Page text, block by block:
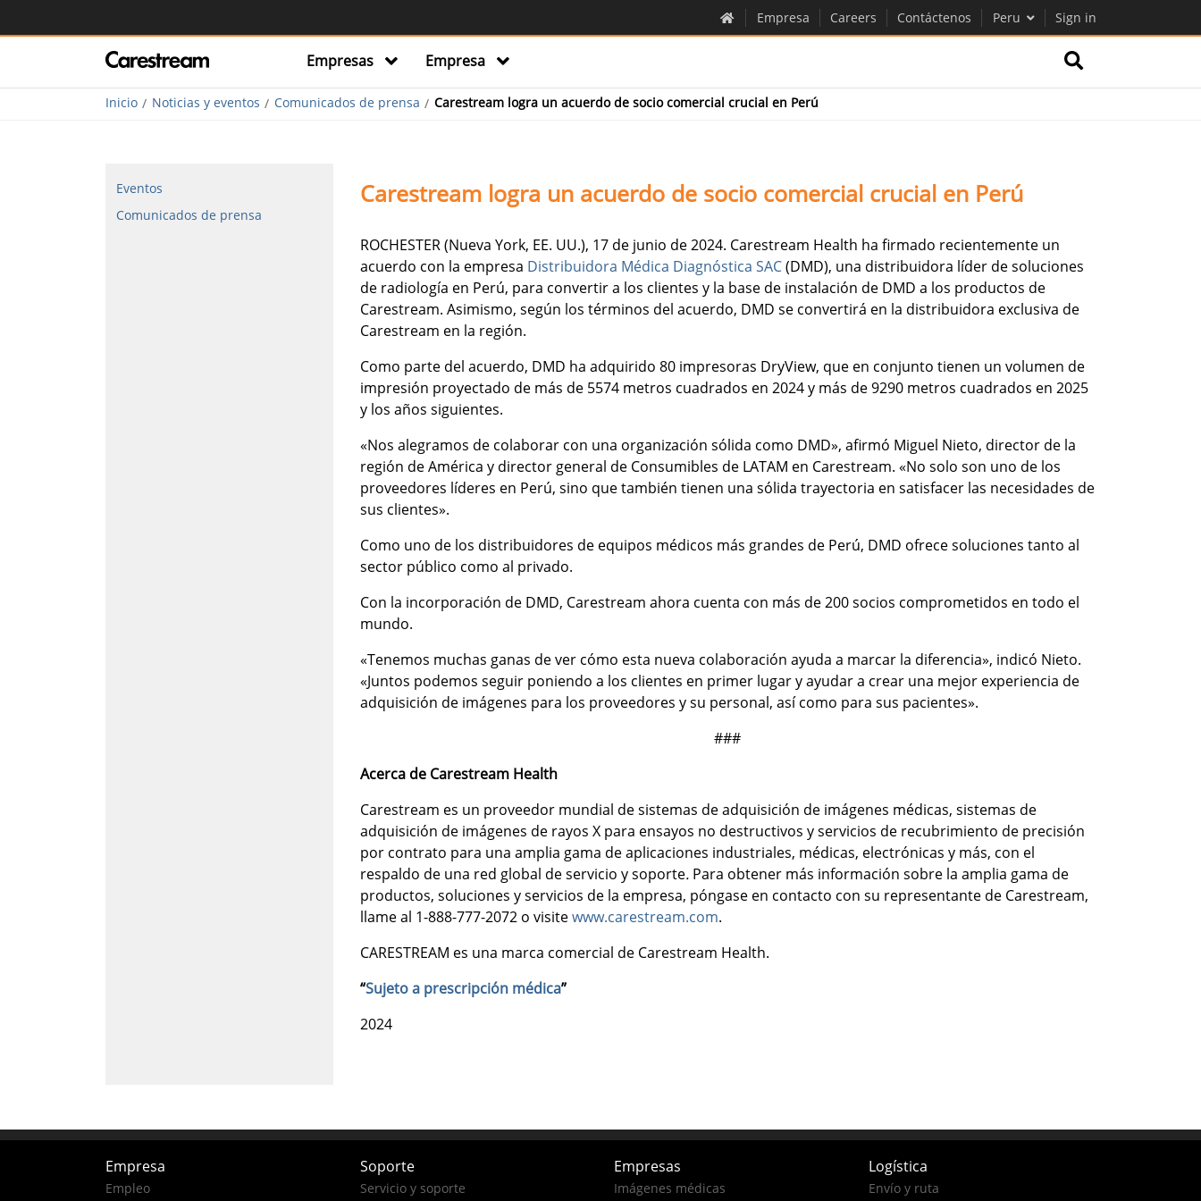
Empresa Careers Contáctenos Peru Sign in
Empresas Empresa
Inicio Noticias y eventos Comunicados de prensa Carestream logra un acuerdo de socio comercial crucial en Perú
Eventos
Comunicados de prensa
Carestream logra un acuerdo de socio comercial crucial en Perú
ROCHESTER (Nueva York, EE. UU.), 17 de junio de 2024. Carestream Health ha firmado recientemente un
acuerdo con la empresa Distribuidora Médica Diagnóstica SAC(DMD), una distribuidora líder de soluciones
de radiología en Perú, para convertir a los clientes y la base de instalación de DMD a los productos de
Carestream. Asimismo, según los términos del acuerdo, DMD se convertirá en la distribuidora exclusiva de
Carestream en la región.
Como parte del acuerdo, DMD ha adquirido 80 impresoras DryView, que en conjunto tienen un volumen de
impresión proyectado de más de 5574 metros cuadrados en 2024 y más de 9290 metros cuadrados en 2025
y los años siguientes.
«Nos alegramos de colaborar con una organización sólida como DMD», afirmó Miguel Nieto, director de la
región de América y director general de Consumibles de LATAM en Carestream. «No solo son uno de los
proveedores líderes en Perú, sino que también tienen una sólida trayectoria en satisfacer las necesidades de
sus clientes».
Como uno de los distribuidores de equipos médicos más grandes de Perú, DMD ofrece soluciones tanto al
sector público como al privado.
Con la incorporación de DMD, Carestream ahora cuenta con más de 200 socios comprometidos en todo el
mundo.
«Tenemos muchas ganas de ver cómo esta nueva colaboración ayuda a marcar la diferencia», indicó Nieto.
«Juntos podemos seguir poniendo a los clientes en primer lugar y ayudar a crear una mejor experiencia de
adquisición de imágenes para los proveedores y su personal, así como para sus pacientes».
###
Acerca de Carestream Health
Carestream es un proveedor mundial de sistemas de adquisición de imágenes médicas, sistemas de
adquisición de imágenes de rayos X para ensayos no destructivos y servicios de recubrimiento de precisión
por contrato para una amplia gama de aplicaciones industriales, médicas, electrónicas y más, con el
respaldo de una red global de servicio y soporte.Para obtener más información sobre la amplia gama de
productos, soluciones y servicios de la empresa, póngase en contacto con su representante de Carestream,
llame al 1-888-777-2072 o visitewww.carestream.com.
CARESTREAM es una marca comercial de Carestream Health.
“Sujeto a prescripción médica”
2024
Empresa
Empleo
Soporte
Servicio y soporte
Empresas
Imágenes médicas
Logística
Envío y ruta